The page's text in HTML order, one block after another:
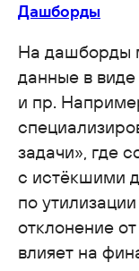
Дашборды
На дашборды
данные в
и пр.
задачи», где
с истёкшими
по
отклонение
влияет на